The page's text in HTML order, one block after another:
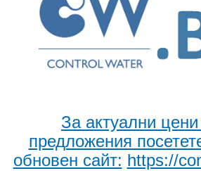
За актуални
предложения
обновен сайт: https://